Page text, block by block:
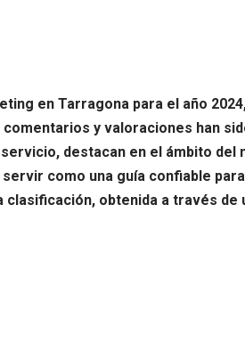
en Tarragona para el año
y valoraciones han
destacan en el ámbito
como una guía confiable
obtenida a través de